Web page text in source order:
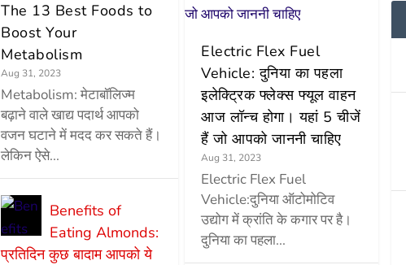
The 13 Best Foods to
Boost Your
Metabolism
Aug 31, 2023
Metabolism: मेटाबॉलिज्म
बढ़ाने वाले खाद्य पदार्थ आपको
वजन घटाने में मदद कर सकते हैं।
लेकिन ऐसे...
Benefits of
Eating Almonds:
प्रतिदिन कुछ बादाम आपको ये
Electric Flex Fuel
Vehicle: दुनिया का पहला
इलेक्ट्रिक फ्लेक्स फ्यूल वाहन
आज लॉन्च होगा। यहां 5 चीजें
हैं जो आपको जाननी चाहिए
Aug 31, 2023
Electric Flex Fuel
Vehicle:दुनिया ऑटोमोटिव
उद्योग में क्रांति के कगार पर है।
दुनिया का पहला...